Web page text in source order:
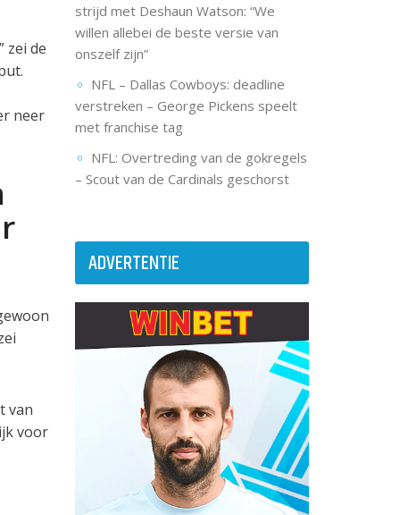
zei de
neer
van
voor
strijd met Deshaun Watson: “We
willen allebei de beste versie van
onszelf zijn”
NFL – Dallas Cowboys: deadline
verstreken – George Pickens speelt
met franchise tag
NFL: Overtreding van de gokregels
– Scout van de Cardinals geschorst
ADVERTENTIE